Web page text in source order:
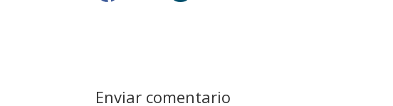
Enviar comentario